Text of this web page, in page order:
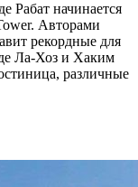
Рабат начинается
Авторами
рекордные для
Ла-Хоз и Хаким
различные